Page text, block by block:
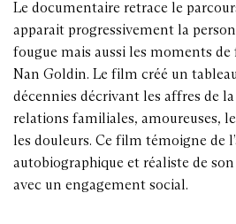
Le documentaire retrace le
apparait progressivement la
fougue mais aussi les moments de
Nan Goldin. Le film créé un
décennies décrivant les affres de
relations familiales, amoureuses,
les douleurs. Ce film témoigne de
autobiographique et réaliste de
avec un engagement social.